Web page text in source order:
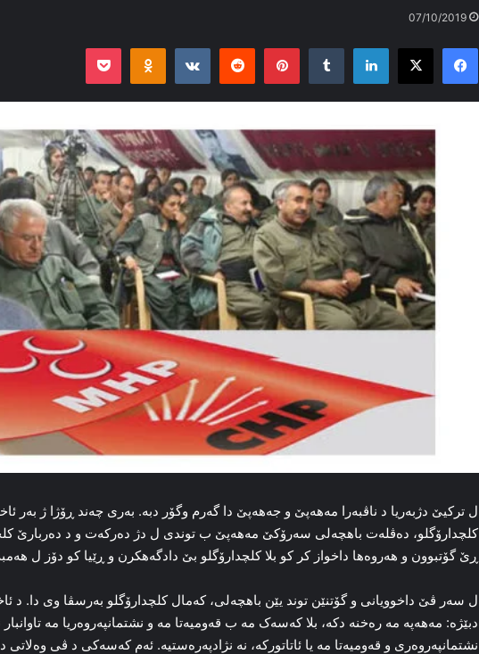
07/10/2019
Facebook
X
LinkedIn
Tumblr
Pinterest
Reddit
VKontakte
Odnoklassniki
Pocket
ل ترکیێ دژبه‌ریا د ناڤبه‌را مەھەپێ و جەھەپێ دا گەرم وگۆر دبه‌. به‌ری چه‌ند ڕۆژا ژ بەر
کلچدارۆگلو، ده‌ڤله‌ت باهچه‌لی سه‌رۆکێ مەھەپێ ب توندی ل دژ ده‌رکه‌ت و د ده‌ربارێ
ڕێ گۆتبوون و هه‌روه‌ها داخواز کر کو بلا کلچدارۆگلو بێ دادگه‌هکرن و ڕێیا کو دۆز ل
ل سه‌ر ڤێ داخوویانی و گۆتنێن توند یێن باهچه‌لی، که‌مال کلچدارۆگلو به‌رسڤا وی دا. د
دبێژه‌: مەھەپە مه‌ ره‌خنه‌ دکه‌، بلا که‌سه‌ک مه‌ ب قه‌ومیه‌تا مه‌ و نشتمانپه‌روه‌ریا مه‌
نشتمانپه‌روه‌ری و قه‌ومیه‌تا مه‌ یا ئاتاتورکه‌، نه‌ نژادپه‌ره‌ستیه‌. ئه‌م که‌سه‌کی د ڤی